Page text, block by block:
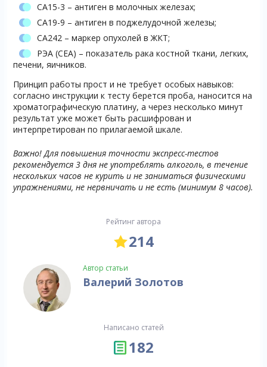
СА15-3 – антиген в молочных железах;
СА19-9 – антиген в поджелудочной железы;
СА242 – маркер опухолей в ЖКТ;
РЭА (СЕА) – показатель рака костной ткани, легких,
печени, яичников.
Принцип работы прост и не требует особых навыков:
согласно инструкции к тесту берется проба, наносится на
хроматографическую платину, а через несколько минут
результат уже может быть расшифрован и
интерпретирован по прилагаемой шкале.
Важно! Для повышения точности экспресс-тестов
рекомендуется 3 дня не употреблять алкоголь, в течение
нескольких часов не курить и не заниматься физическими
упражнениями, не нервничать и не есть (минимум 8 часов).
Рейтинг автора
214
Автор статьи
Валерий Золотов
Написано статей
182